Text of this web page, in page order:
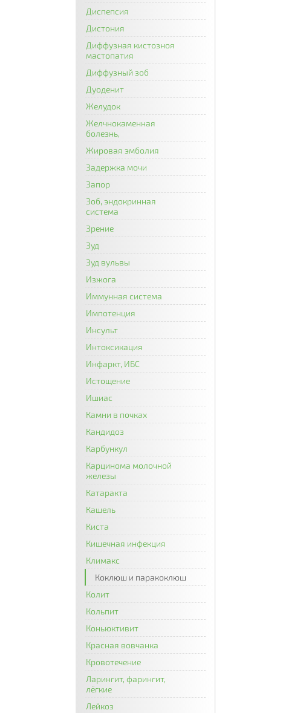
Диспепсия
Дистония
Диффузная кистозноя
мастопатия
Диффузный зоб
Дуоденит
Желудок
Желчнокаменная
болезнь,
Жировая эмболия
Задержка мочи
Запор
Зоб, эндокринная
система
Зрение
Зуд
Зуд вульвы
Изжога
Иммунная система
Импотенция
Инсульт
Интоксикация
Инфаркт, ИБС
Истощение
Ишиас
Камни в почках
Кандидоз
Карбункул
Карцинома молочной
железы
Катаракта
Кашель
Киста
Кишечная инфекция
Климакс
Коклюш и паракоклюш
Колит
Кольпит
Коньюктивит
Красная вовчанка
Кровотечение
Ларингит, фарингит,
лёгкие
Лейкоз